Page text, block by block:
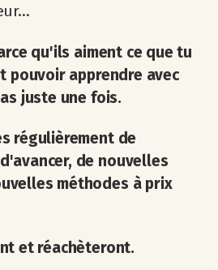
qu'ils aiment ce que tu
pouvoir apprendre avec
juste une fois.
régulièrement de
de nouvelles
méthodes à prix
et réachèteront.